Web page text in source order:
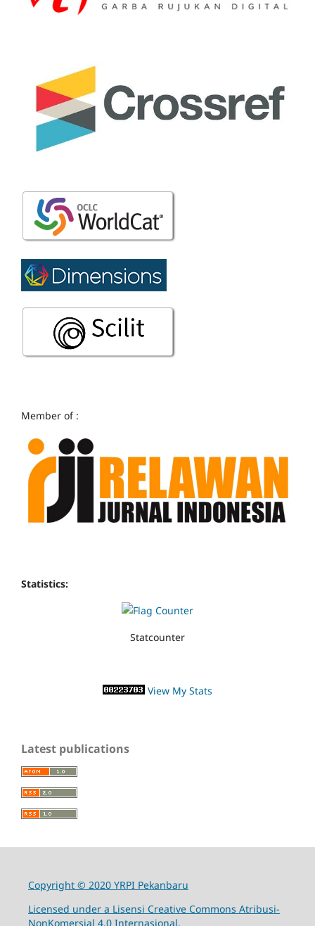
Member of :
Statistics:
Statcounter
View My Stats
Latest publications
Copyright © 2020 YRPI Pekanbaru
Licensed under a Lisensi Creative Commons Atribusi-
NonKomersial 4.0 Internasional.